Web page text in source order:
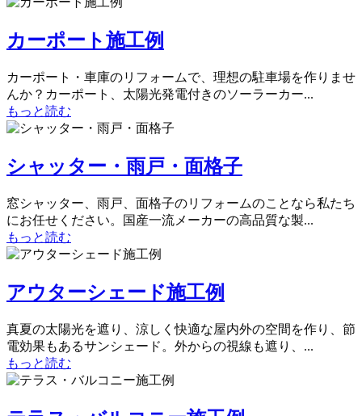
カーポート施工例
カーポート・車庫のリフォームで、理想の駐車場を作りませ
んか？カーポート、太陽光発電付きのソーラーカー...
もっと読む
シャッター・雨戸・面格子
窓シャッター、雨戸、面格子のリフォームのことなら私たち
にお任せください。国産一流メーカーの高品質な製...
もっと読む
アウターシェード施工例
真夏の太陽光を遮り、涼しく快適な屋内外の空間を作り、節
電効果もあるサンシェード。外からの視線も遮り、...
もっと読む